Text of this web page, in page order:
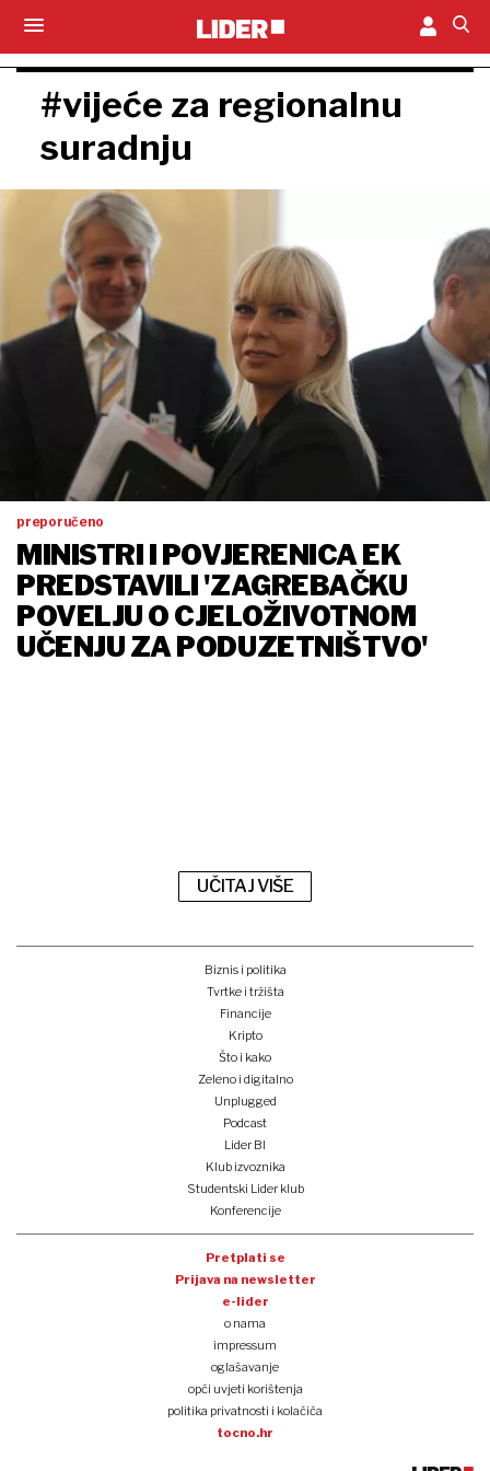
#vijeće za regionalnu
suradnju
preporučeno
MINISTRI I POVJERENICA EK
PREDSTAVILI 'ZAGREBAČKU
POVELJU O CJELOŽIVOTNOM
UČENJU ZA PODUZETNIŠTVO'
UČITAJ VIŠE
Biznis i politika
Tvrtke i tržišta
Financije
Kripto
Što i kako
Zeleno i digitalno
Unplugged
Podcast
Lider BI
Klub izvoznika
Studentski Lider klub
Konferencije
Pretplati se
Prijava na newsletter
e-lider
o nama
impressum
oglašavanje
opći uvjeti korištenja
politika privatnosti i kolačića
tocno.hr